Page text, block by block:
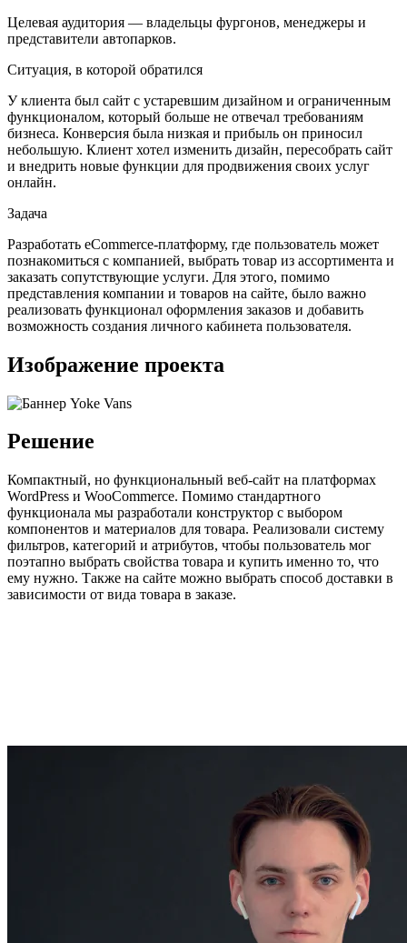
Целевая аудитория — владельцы фургонов, менеджеры и
представители автопарков.
Ситуация, в которой обратился
У клиента был сайт с устаревшим дизайном и ограниченным
функционалом, который больше не отвечал требованиям
бизнеса. Конверсия была низкая и прибыль он приносил
небольшую. Клиент хотел изменить дизайн, пересобрать сайт
и внедрить новые функции для продвижения своих услуг
онлайн.
Задача
Разработать eCommerce-платформу, где пользователь может
познакомиться с компанией, выбрать товар из ассортимента и
заказать сопутствующие услуги. Для этого, помимо
представления компании и товаров на сайте, было важно
реализовать функционал оформления заказов и добавить
возможность создания личного кабинета пользователя.
Изображение проекта
Решение
Компактный, но функциональный веб-сайт на платформах
WordPress и WooCommerce. Помимо стандартного
функционала мы разработали конструктор с выбором
компонентов и материалов для товара. Реализовали систему
фильтров, категорий и атрибутов, чтобы пользователь мог
поэтапно выбрать свойства товара и купить именно то, что
ему нужно. Также на сайте можно выбрать способ доставки в
зависимости от вида товара в заказе.